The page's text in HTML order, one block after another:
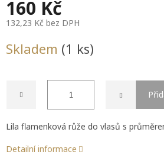
160 Kč
132,23 Kč bez DPH
cena:
Skladem (1 ks)
Lila flamenková růže do vlasů s
Detailní informace